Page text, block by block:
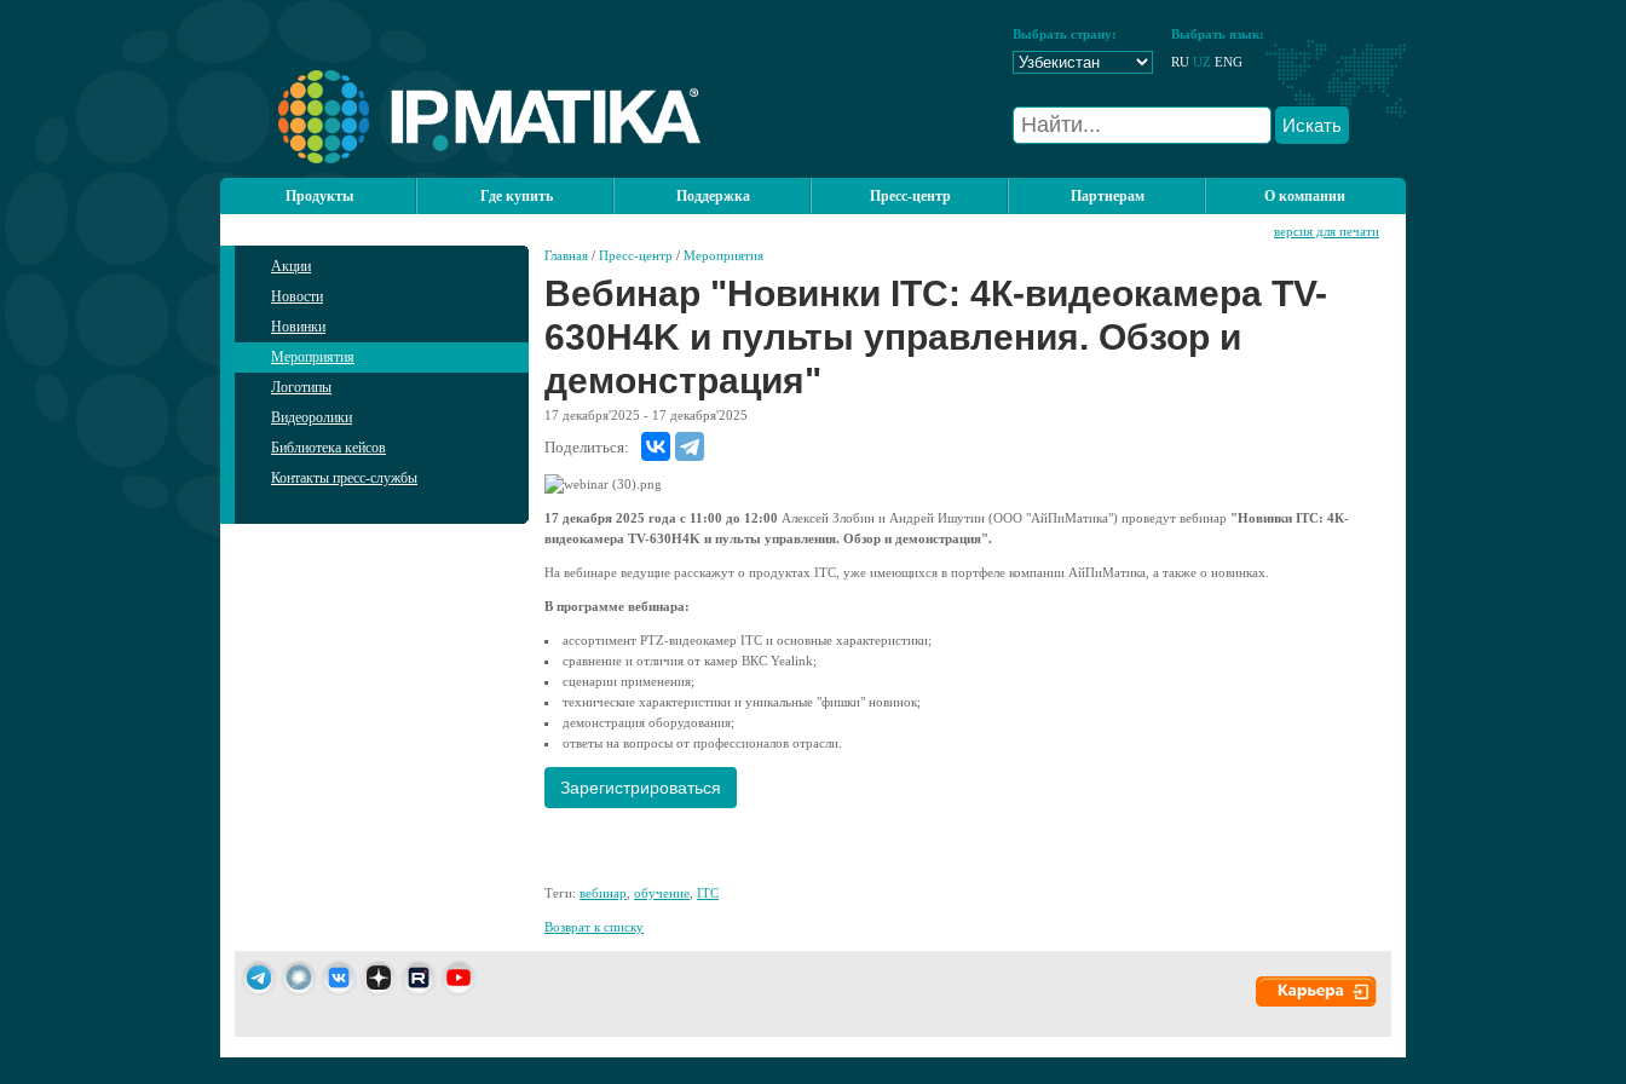
Выбрать страну:
Выбрать язык:
RU UZ ENG
Искать
Продукты Где купить Поддержка Пресс-центр Партнерам О компании
Акции
Новости
Новинки
Мероприятия
Логотипы
Видеоролики
Библиотека кейсов
Контакты пресс-службы
Главная / Пресс-центр / Мероприятия
версия для печати
Вебинар "Новинки ITC: 4К-видеокамера TV-
630H4K и пульты управления. Обзор и
демонстрация"
17 декабря'2025 - 17 декабря'2025
Поделиться:
17 декабря 2025 года с 11:00 до 12:00 Алексей Злобин и Андрей Ишутин (ООО "АйПиМатика") проведут вебинар "Новинки ITC: 4К-
видеокамера TV-630H4K и пульты управления. Обзор и демонстрация".
На вебинаре ведущие расскажут о продуктах ITC, уже имеющихся в портфеле компании АйПиМатика, а также о новинках.
В программе вебинара:
ассортимент PTZ-видеокамер ITC и основные характеристики;
сравнение и отличия от камер ВКС Yealink;
сценарии применения;
технические характеристики и уникальные "фишки" новинок;
демонстрация оборудования;
ответы на вопросы от профессионалов отрасли.
Зарегистрироваться
Теги: вебинар обучение ITC
Возврат к списку